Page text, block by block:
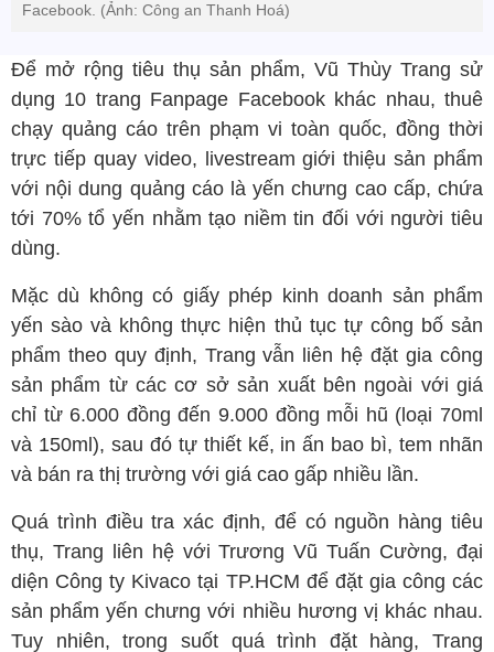
Facebook. (Ảnh: Công an Thanh Hoá)
Để mở rộng tiêu thụ sản phẩm, Vũ Thùy Trang sử
dụng 10 trang Fanpage Facebook khác nhau, thuê
chạy quảng cáo trên phạm vi toàn quốc, đồng thời
trực tiếp quay video, livestream giới thiệu sản phẩm
với nội dung quảng cáo là yến chưng cao cấp, chứa
tới 70% tổ yến nhằm tạo niềm tin đối với người tiêu
dùng.
Mặc dù không có giấy phép kinh doanh sản phẩm
yến sào và không thực hiện thủ tục tự công bố sản
phẩm theo quy định, Trang vẫn liên hệ đặt gia công
sản phẩm từ các cơ sở sản xuất bên ngoài với giá
chỉ từ 6.000 đồng đến 9.000 đồng mỗi hũ (loại 70ml
và 150ml), sau đó tự thiết kế, in ấn bao bì, tem nhãn
và bán ra thị trường với giá cao gấp nhiều lần.
Quá trình điều tra xác định, để có nguồn hàng tiêu
thụ, Trang liên hệ với Trương Vũ Tuấn Cường, đại
diện Công ty Kivaco tại TP.HCM để đặt gia công các
sản phẩm yến chưng với nhiều hương vị khác nhau.
Tuy nhiên, trong suốt quá trình đặt hàng, Trang